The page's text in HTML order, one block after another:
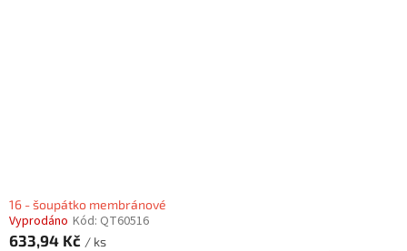
16 - šoupátko membránové
Vyprodáno Kód: QT60516
633,94 Kč / ks